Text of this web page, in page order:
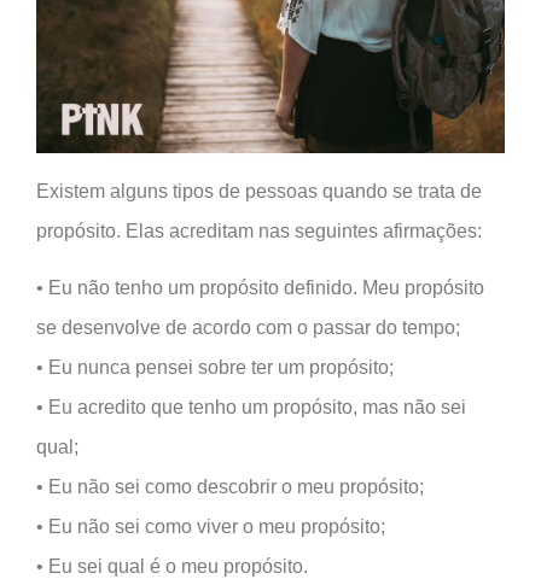
Existem alguns tipos de pessoas quando se trata de
propósito. Elas acreditam nas seguintes afirmações:
• Eu não tenho um propósito definido. Meu propósito
se desenvolve de acordo com o passar do tempo;
• Eu nunca pensei sobre ter um propósito;
• Eu acredito que tenho um propósito, mas não sei
qual;
• Eu não sei como descobrir o meu propósito;
• Eu não sei como viver o meu propósito;
• Eu sei qual é o meu propósito.